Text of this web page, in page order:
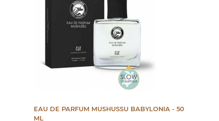
EAU DE PARFUM MUSHUSSU BABYLONIA - 50
ML